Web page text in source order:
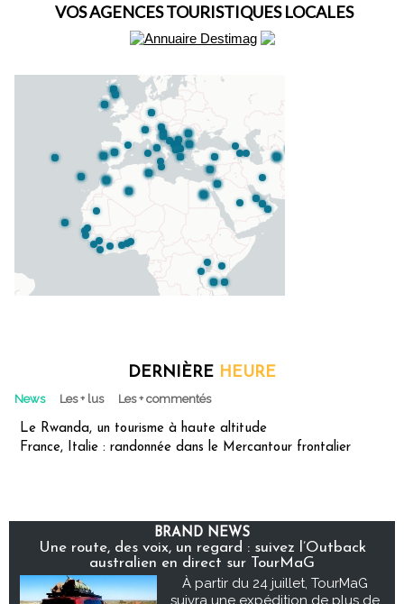
VOS AGENCES TOURISTIQUES LOCALES
DERNIÈRE HEURE
News Les + lus Les + commentés
Le Rwanda, un tourisme à haute altitude
France, Italie : randonnée dans le Mercantour frontalier
BRAND NEWS
Une route, des voix, un regard : suivez l’Outback
australien en direct sur TourMaG
À partir du 24 juillet, TourMaG
suivra une expédition de plus de